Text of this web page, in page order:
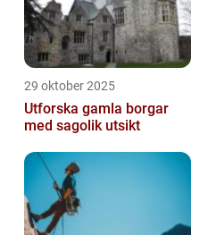
29 oktober 2025
Utforska gamla borgar
med sagolik utsikt